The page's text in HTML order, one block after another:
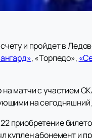
и пройдет в
, «Торпедо»,
матчи с участием
на
приобретение
куплен абонемент и